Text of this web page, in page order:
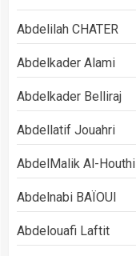
Abdelilah CHATER
Abdelkader Alami
Abdelkader Belliraj
Abdellatif Jouahri
AbdelMalik Al-Houthi
Abdelnabi BAÏOUI
Abdelouafi Laftit